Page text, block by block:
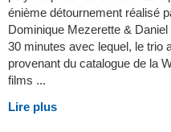
énième détournement réalisé
Dominique Mezerette &
30 minutes avec lequel, le trio
provenant du catalogue de la
films ...
Lire plus